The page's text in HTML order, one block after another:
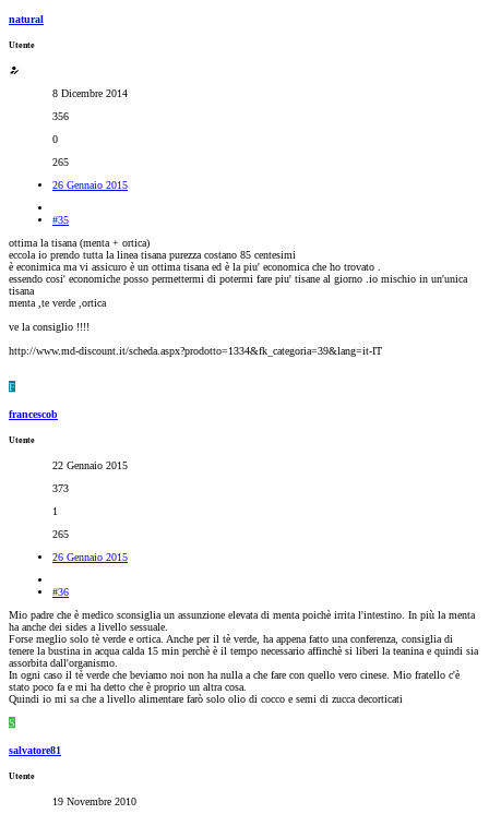
natural
Utente
8 Dicembre 2014
356
0
265
26 Gennaio 2015
#35
ottima la tisana (menta + ortica)
eccola io prendo tutta la linea tisana purezza costano 85 centesimi
è econimica ma vi assicuro è un ottima tisana ed è la piu' economica che ho trovato .
essendo cosi' economiche posso permettermi di potermi fare piu' tisane al giorno .io mischio in un'unica
tisana
menta ,te verde ,ortica
ve la consiglio !!!!
http://www.md-discount.it/scheda.aspx?prodotto=1334&fk_categoria=39&lang=it-IT
F
francescob
Utente
22 Gennaio 2015
373
1
265
26 Gennaio 2015
#36
Mio padre che è medico sconsiglia un assunzione elevata di menta poichè irrita l'intestino. In più la menta
ha anche dei sides a livello sessuale.
Forse meglio solo tè verde e ortica. Anche per il tè verde, ha appena fatto una conferenza, consiglia di
tenere la bustina in acqua calda 15 min perchè è il tempo necessario affinchè si liberi la teanina e quindi sia
assorbita dall'organismo.
In ogni caso il tè verde che beviamo noi non ha nulla a che fare con quello vero cinese. Mio fratello c'è
stato poco fa e mi ha detto che è proprio un altra cosa.
Quindi io mi sa che a livello alimentare farò solo olio di cocco e semi di zucca decorticati
S
salvatore81
Utente
19 Novembre 2010